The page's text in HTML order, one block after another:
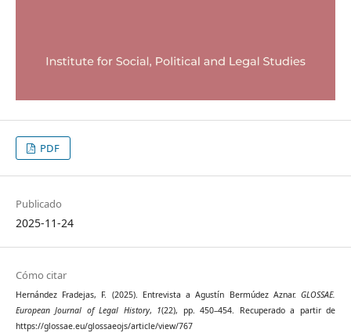
PDF
Publicado
2025-11-24
Cómo citar
Hernández Fradejas, F. (2025). Entrevista a Agustín Bermúdez Aznar.GLOSSAE.
European Journal of Legal History, 1(22), pp. 450–454. Recuperado a partir de
https://glossae.eu/glossaeojs/article/view/767